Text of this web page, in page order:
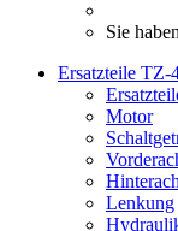
Sie
Ersatzteile TZ-
Motor
Lenkung